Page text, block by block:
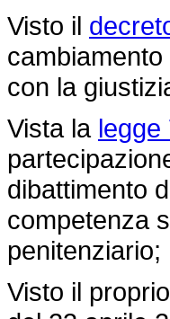
Visto il
con la
Vista la legge
dibattimento
competenza
penitenziario;
Visto il